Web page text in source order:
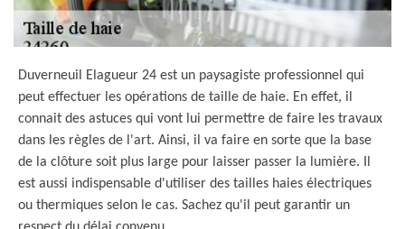
Duverneuil Elagueur 24 est un paysagiste professionnel qui
peut effectuer les opérations de taille de haie. En effet, il
connait des astuces qui vont lui permettre de faire les travaux
dans les règles de l'art. Ainsi, il va faire en sorte que la base
de la clôture soit plus large pour laisser passer la lumière. Il
est aussi indispensable d'utiliser des tailles haies électriques
ou thermiques selon le cas. Sachez qu'il peut garantir un